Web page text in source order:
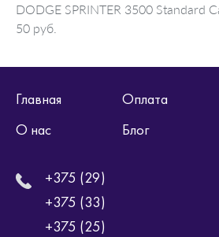
DODGE SPRINTER 3500 Standard
50 руб.
Главная Оплата
О нас
Блог
+375 (29)
+375 (33)
+375 (25)